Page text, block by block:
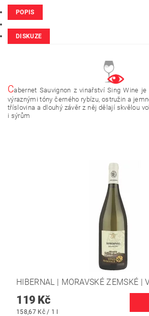
POPIS
DISKUZE
Cabernet Sauvignon z vinařství Sing Wine
výraznými tóny černého rybízu, ostružin a
tříslovina a dlouhý závěr z něj dělají skvělou
i sýrům
HIBERNAL | MORAVSKÉ ZEMSKÉ |
119 Kč
158,67 Kč / 1 l